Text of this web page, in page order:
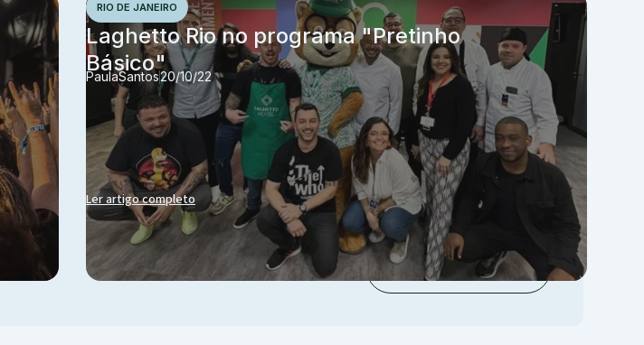
RIO DE JANEIRO
Laghetto Rio no programa "Pretinho
Básico"
PaulaSantos20/10/22
Ler artigo completo
Ver todas as categorias